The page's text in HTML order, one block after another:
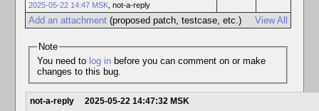
2025-05-22 14:47 MSK, not-a-reply
View All
Add an attachment(proposed patch, testcase, etc.)
Note
You need to log inbefore you can comment on or make
changes to this bug.
not-a-reply 2025-05-22 14:47:32 MSK